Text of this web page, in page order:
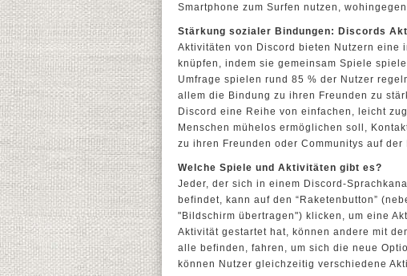
Smartphone zum Surfen nutzen,
Stärkung sozialer Bindungen: Discords
Aktivitäten von Discord bieten Nutzern eine
knüpfen, indem sie gemeinsam Spiele
Umfrage spielen rund 85 % der Nutzer
allem die Bindung zu ihren Freunden zu
Discord eine Reihe von einfachen, leicht
Menschen mühelos ermöglichen soll,
zu ihren Freunden oder Communitys auf der
Welche Spiele und Aktivitäten gibt es?
Jeder, der sich in einem Discord-
befindet, kann auf den “Raketenbutton”
"Bildschirm übertragen") klicken, um eine
Aktivität gestartet hat, können andere mit
alle befinden, fahren, um sich die neue
können Nutzer gleichzeitig verschiedene